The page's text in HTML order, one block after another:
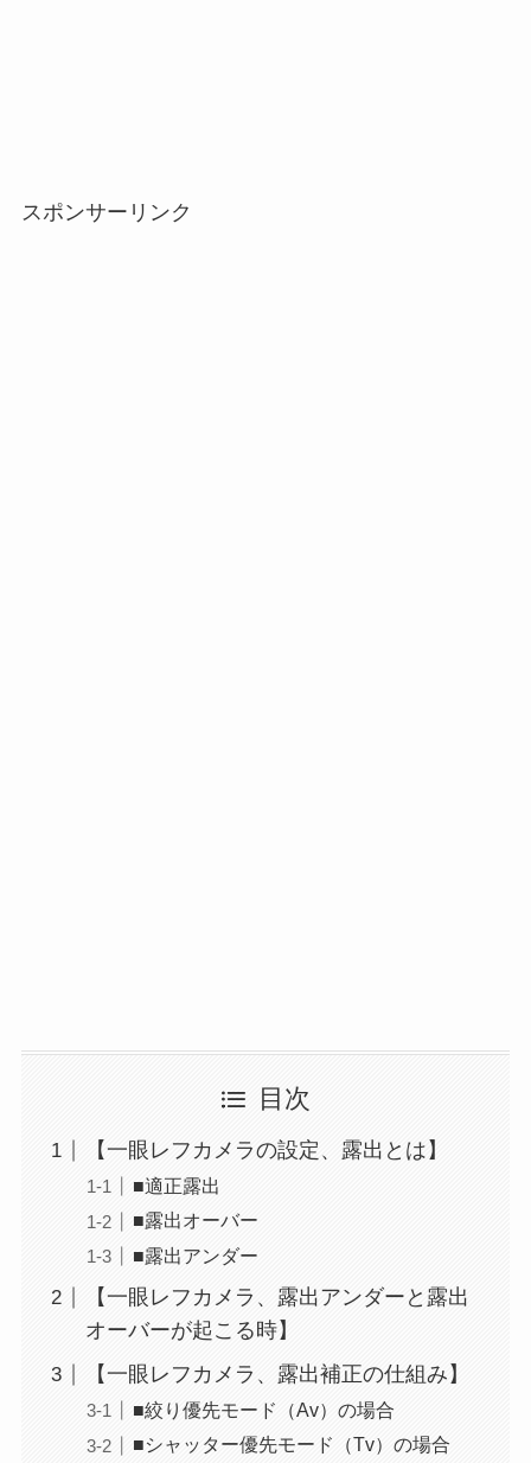
スポンサーリンク
目次
【一眼レフカメラの設定、露出とは】
■適正露出
■露出オーバー
■露出アンダー
【一眼レフカメラ、露出アンダーと露出
オーバーが起こる時】
【一眼レフカメラ、露出補正の仕組み】
■絞り優先モード（Av）の場合
■シャッター優先モード（Tv）の場合